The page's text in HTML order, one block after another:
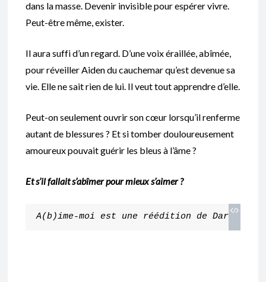
dans la masse. Devenir invisible pour espérer vivre.
Peut-être même, exister.
Il aura suffi d’un regard. D’une voix éraillée, abîmée,
pour réveiller Aiden du cauchemar qu’est devenue sa
vie. Elle ne sait rien de lui. Il veut tout apprendre d’elle.
Peut-on seulement ouvrir son cœur lorsqu’il renferme
autant de blessures ? Et si tomber douloureusement
amoureux pouvait guérir les bleus à l’âme ?
Et s’il fallait s’abîmer pour mieux s’aimer ?
A(b)ime-moi est une réédition de Dark